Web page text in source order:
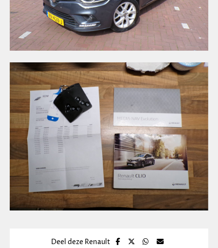
Deel deze Renault